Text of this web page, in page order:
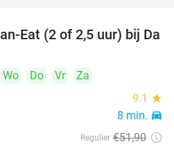
30%
Eat (2 of 2,5 uur) bij Da
Wo Do Vr
Za
9.1 star
8 min. directions_car
Regulier €51,90